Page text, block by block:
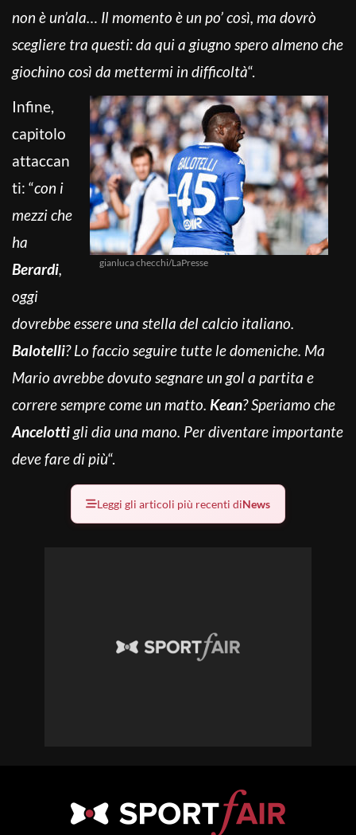
non è un’ala… Il momento è un po’ così, ma dovrò
scegliere tra questi: da qui a giugno spero almeno che
giochino così da mettermi in difficoltà“.
gianluca checchi/LaPresse
Infine,
capitolo
attaccan
ti: “con i
mezzi che
ha
Berardi,
oggi
dovrebbe essere una stella del calcio italiano.
Balotelli? Lo faccio seguire tutte le domeniche. Ma
Mario avrebbe dovuto segnare un gol a partita e
correre sempre come un matto. Kean? Speriamo che
Ancelottigli dia una mano. Per diventare importante
deve fare di più“.
Leggi gli articoli più recenti diNews